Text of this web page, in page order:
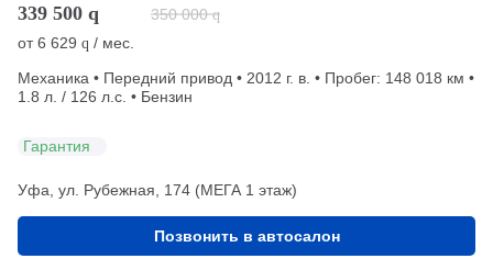
339 500 q 350 000 q
от6 629 q / мес.
Механика • Передний привод • 2012 г. в. • Пробег: 148 018 км •
1.8 л. / 126 л.с. • Бензин
Гарантия
Уфа, ул. Рубежная, 174 (МЕГА 1 этаж)
Позвонить в автосалон